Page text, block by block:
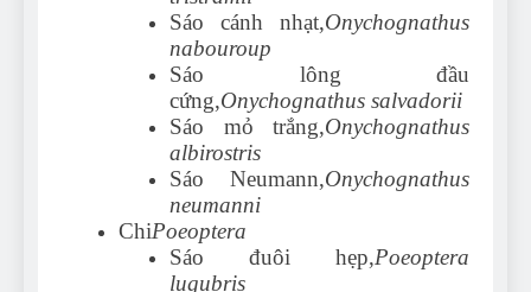
Sáo cánh nhạt,Onychognathus
nabouroup
Sáo lông đầu
cứng,Onychognathus salvadorii
Sáo mỏ trắng,Onychognathus
albirostris
Sáo Neumann,Onychognathus
neumanni
ChiPoeoptera
Sáo đuôi hẹp,Poeoptera
lugubris